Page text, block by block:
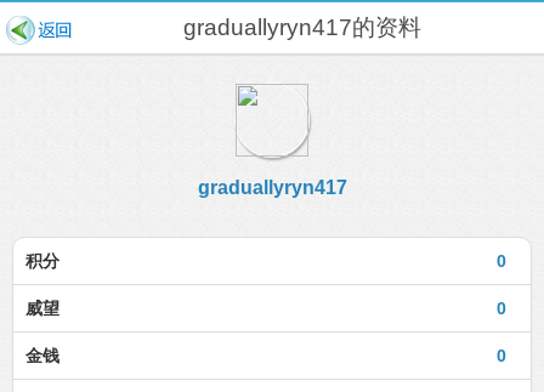
graduallyryn417的资料
graduallyryn417
0
积分
0
威望
0
金钱